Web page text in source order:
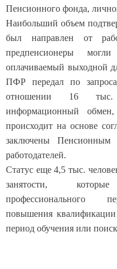
Пенсионного фонда,
Наибольший объем
был направлен от
предпенсионеры
оплачиваемый выходной
ПФР передал по
отношении 16 тыс.
информационный
происходит на основе
заключены
работодателей.
Статус еще 4,5 тыс.
занятости,
профессионального
повышения
период обучения или